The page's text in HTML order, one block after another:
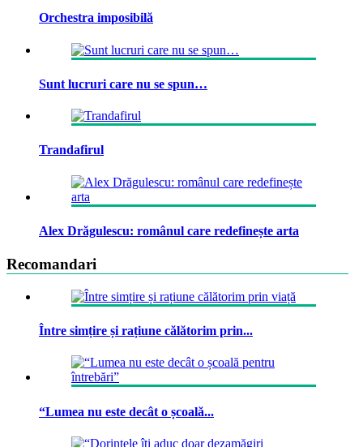
Orchestra imposibilă
Sunt lucruri care nu se spun…
Trandafirul
Alex Drăgulescu: românul care redefinește arta
Recomandari
Între simțire și rațiune călătorim prin...
“Lumea nu este decât o școală...